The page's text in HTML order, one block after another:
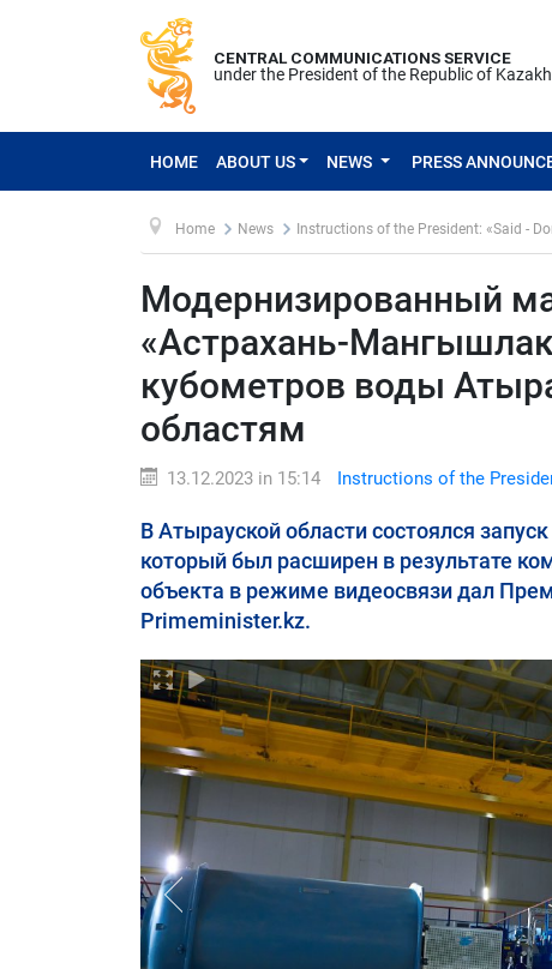
CENTRAL COMMUNICATIONS SERVICE
under the President of the Republic of
HOME ABOUT US NEWS PRESS
Home News Instructions of the President: «Said -
Модернизированный
«Астрахань-
кубометров воды
областям
13.12.2023 in 15:14 Instructions of the
В Атырауской области состоялся
который был расширен в результате
объекта в режиме видеосвязи дал
Primeminister.kz.